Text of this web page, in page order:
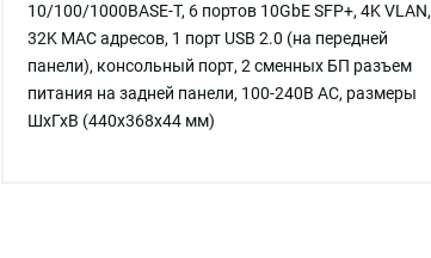
10/100/1000BASE-T, 6 портов 10GbE SFP+, 4K VLAN,
32K MAC адресов, 1 порт USB 2.0 (на передней
панели), консольный порт, 2 сменных БП разъем
питания на задней панели, 100-240В AC, размеры
ШхГхВ (440x368x44 мм)